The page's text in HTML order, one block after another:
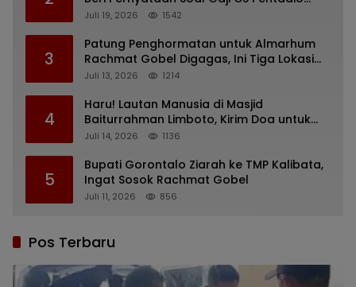
Barat yang Nunggak
Juli 19, 2026 1542
3
Patung Penghormatan untuk Almarhum
Rachmat Gobel Digagas, Ini Tiga Lokasi
yang Diusulkan
Juli 13, 2026 1214
4
Haru! Lautan Manusia di Masjid
Baiturrahman Limboto, Kirim Doa untuk
Almarhum Rachmat Gobel
Juli 14, 2026 1136
5
Bupati Gorontalo Ziarah ke TMP Kalibata,
Ingat Sosok Rachmat Gobel
Juli 11, 2026 856
Pos Terbaru